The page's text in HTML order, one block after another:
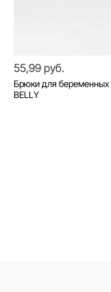
55,99 руб.
Брюки для
BELLY